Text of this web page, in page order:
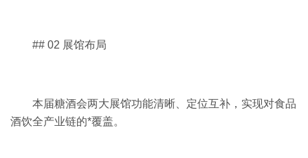
## 02 展馆布局
本届糖酒会两大展馆功能清晰、定位互补，实现对食品
酒饮全产业链的*覆盖。